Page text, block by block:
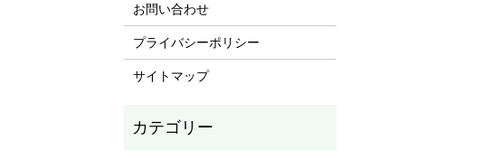
お問い合わせ
プライバシーポリシー
サイトマップ